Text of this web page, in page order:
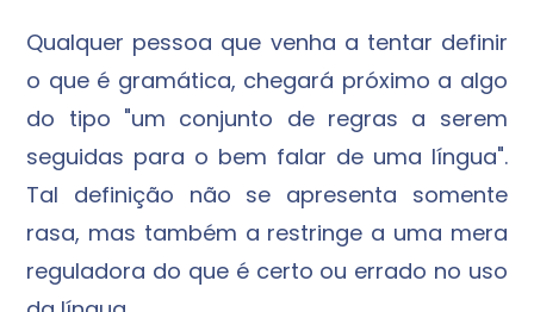
Qualquer pessoa que venha a tentar definir
o que é gramática, chegará próximo a algo
do tipo "um conjunto de regras a serem
seguidas para o bem falar de uma língua".
Tal definição não se apresenta somente
rasa, mas também a restringe a uma mera
reguladora do que é certo ou errado no uso